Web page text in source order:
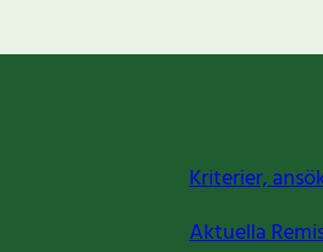
Kriterier,
Aktuella